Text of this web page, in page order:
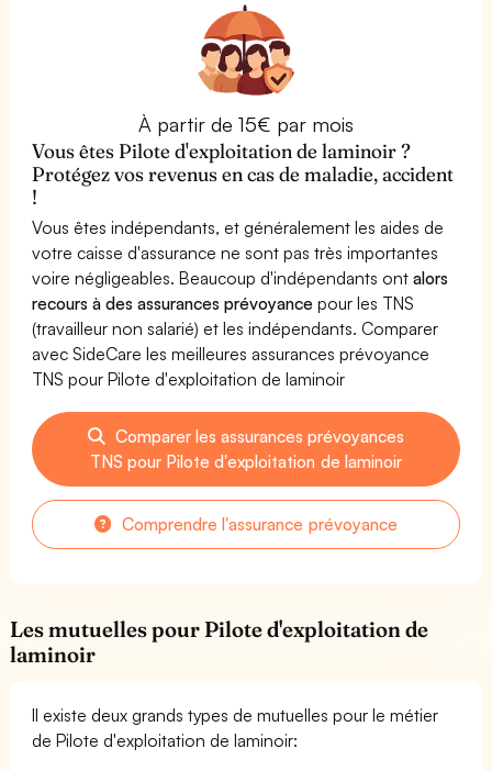
À partir de 15€ par mois
Vous êtes Pilote d'exploitation de laminoir ?
Protégez vos revenus en cas de maladie, accident
!
Vous êtes indépendants, et généralement les aides de
votre caisse d'assurance ne sont pas très importantes
voire négligeables. Beaucoup d'indépendants ontalors
recours à des assurances prévoyance pour les TNS
(travailleur non salarié) et les indépendants. Comparer
avec SideCare les meilleures assurances prévoyance
TNS pour Pilote d'exploitation de laminoir
Comparer les assurances prévoyances
TNS pour Pilote d'exploitation de laminoir
Comprendre l'assurance prévoyance
Les mutuelles pour Pilote d'exploitation de
laminoir
Il existe deux grands types de mutuelles pour le métier
de Pilote d'exploitation de laminoir: